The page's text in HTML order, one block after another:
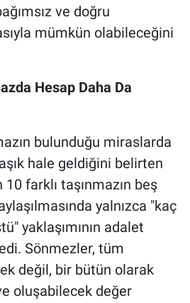
ve doğru
mümkün olabileceğini
Hesap Daha Da
bulunduğu miraslarda
hale geldiğini belirten
farklı taşınmazın beş
yalnızca "kaç
yaklaşımının adalet
Sönmezler, tüm
değil, bir bütün olarak
oluşabilecek değer